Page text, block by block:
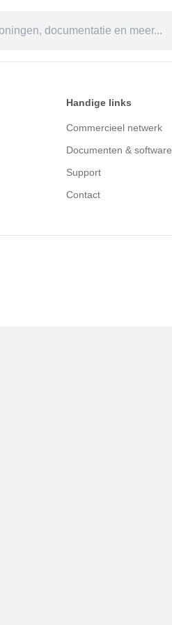
Handige links
Commercieel netwerk
Documenten & software
Support
Contact